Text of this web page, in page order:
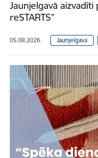
Jaunjelgavā
reSTARTS”
05.08.2026. Jaunjelgava